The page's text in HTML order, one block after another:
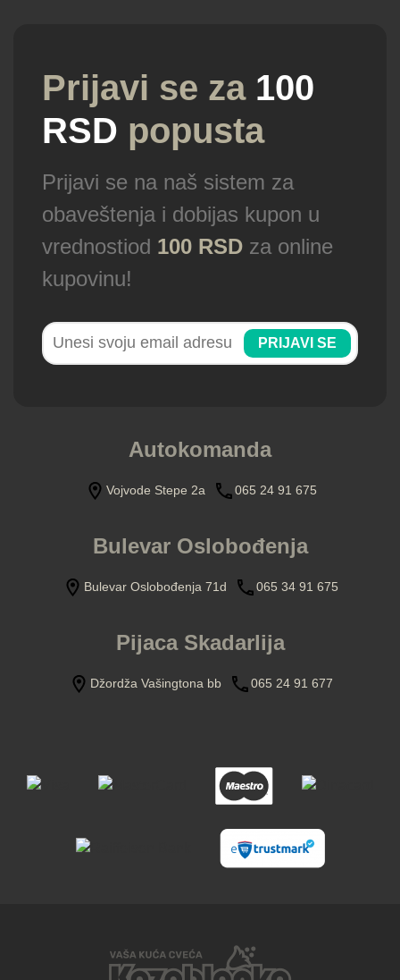
Prijavi se za 100
RSD popusta
Prijavi se na naš sistem za
obaveštenja i dobijas kupon u
vrednostiod 100 RSD za online
kupovinu!
PRIJAVI SE
Autokomanda
Vojvode Stepe 2a 065 24 91 675
Bulevar Oslobođenja
Bulevar Oslobođenja 71d 065 34 91 675
Pijaca Skadarlija
Džordža Vašingtona bb 065 24 91 677